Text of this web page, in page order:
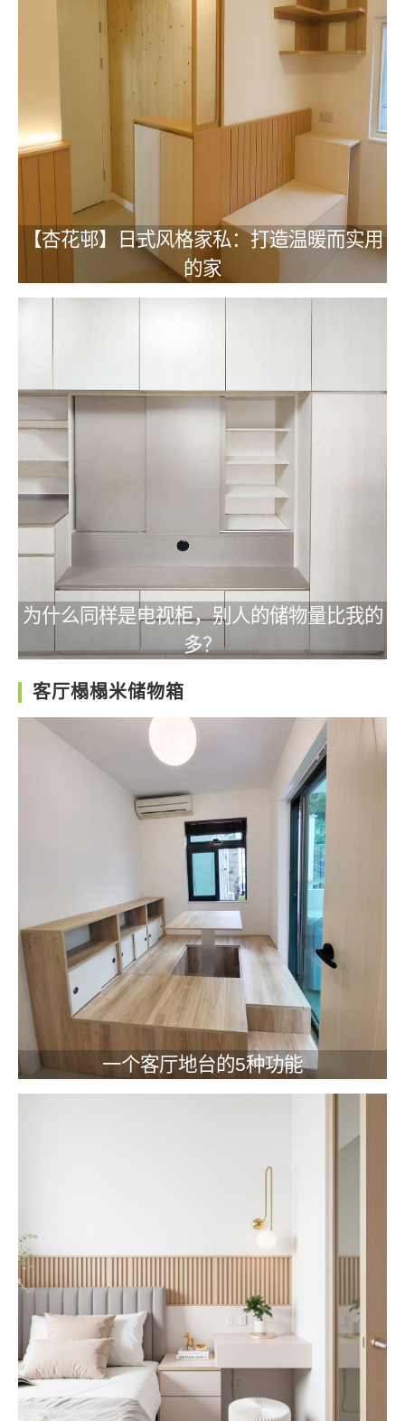
【杏花邨】日式风格家私：打造温暖而实用
的家
为什么同样是电视柜，别人的储物量比我的
多？
客厅榻榻米储物箱
一个客厅地台的5种功能